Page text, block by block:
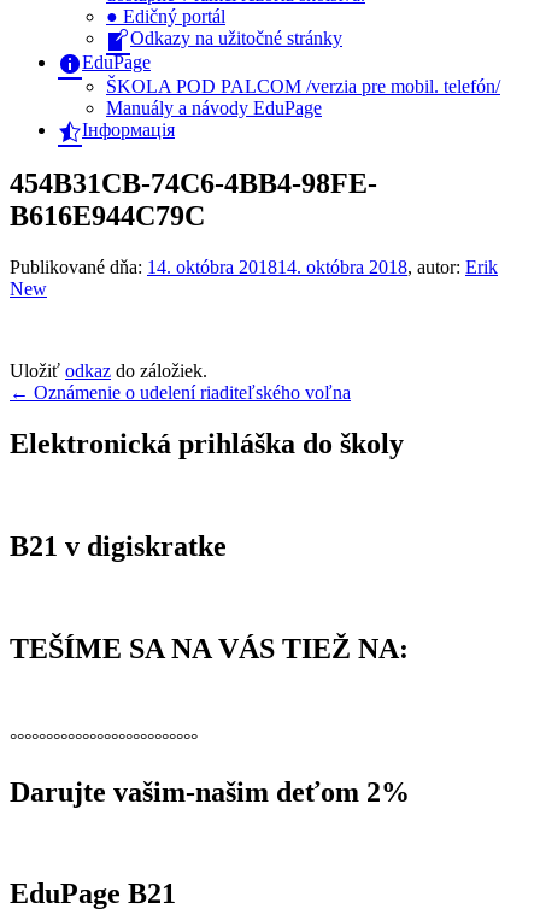
● Edičný portál
Odkazy na užitočné stránky
EduPage
ŠKOLA POD PALCOM /verzia pre mobil. telefón/
Manuály a návody EduPage
Інформація
454B31CB-74C6-4BB4-98FE-
B616E944C79C
Publikované dňa: 14. októbra 201814. októbra 2018, autor: Erik
New
Uložiť odkaz do záložiek.
Navigácia
v
článku
← Oznámenie o udelení riaditeľského voľna
Elektronická prihláška do školy
B21 v digiskratke
TEŠÍME SA NA VÁS TIEŽ NA:
°°°°°°°°°°°°°°°°°°°°°°°°°°
Darujte vašim-našim deťom 2%
EduPage B21